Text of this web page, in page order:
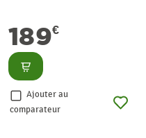
189€
Consulter
Ajouter au
comparateur